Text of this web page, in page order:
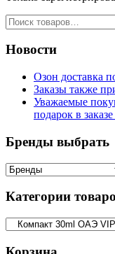
Новости
Озон доставка
Заказы также
Уважаемые
подарок в
Бренды выбрать
Категории